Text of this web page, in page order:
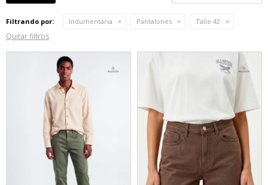
Filtrando por: Indumentaria Pantalones Talle 42
Quitar filtros